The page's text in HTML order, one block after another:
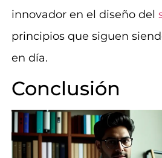
innovador en el diseño del
principios que siguen
en día.
Conclusión